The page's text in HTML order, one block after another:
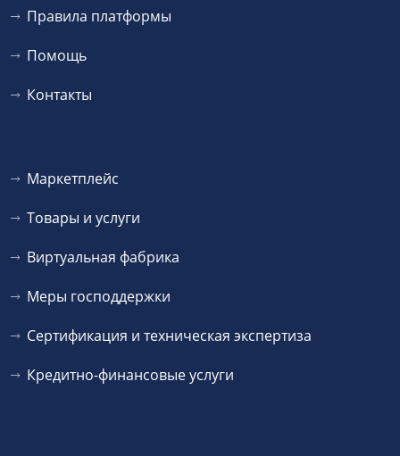
Правила платформы
Помощь
Контакты
Маркетплейс
Товары и услуги
Виртуальная фабрика
Меры господдержки
Сертификация и техническая экспертиза
Кредитно-финансовые услуги